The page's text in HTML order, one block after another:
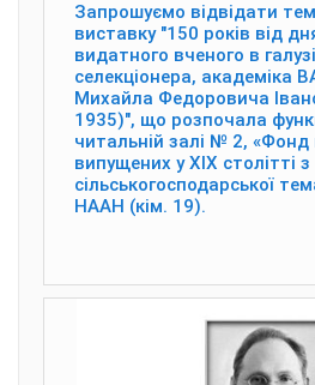
Запрошуємо відвідати
виставку "150 років від
видатного вченого в
селекціонера, академіка
Михайла Федоровича
1935)", що розпочала
читальній залі № 2, «Фонд
випущених у ХІХ столітті з
сільськогосподарської
НААН (кім. 19).